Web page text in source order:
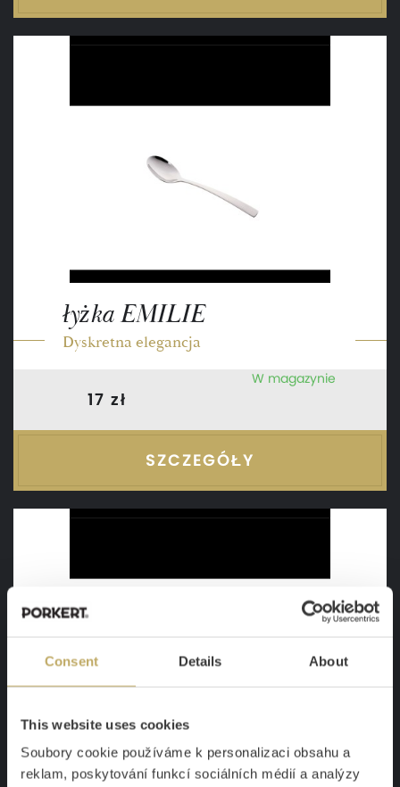
Consent Details About
This website uses cookies
Soubory cookie používáme k personalizaci obsahu a
reklam, poskytování funkcí sociálních médií a analýzy
łyżka EMILIE
Dyskretna elegancja
17 zł
W magazynie
SZCZEGÓŁY